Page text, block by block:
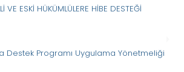
VE ESKİ HÜKÜMLÜLERE HİBE DESTEĞİ
Destek Programı Uygulama Yönetmeliği